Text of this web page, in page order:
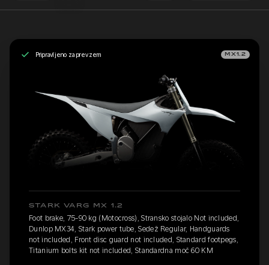
Pripravljeno za prevzem MX1.2
STARK VARG MX 1.2
Foot brake, 75-90 kg (Motocross), Stransko stojalo Not included,
Dunlop MX34, Stark power tube, Sedež Regular, Handguards
not included, Front disc guard not included, Standard footpegs,
Titanium bolts kit not included, Standardna moč 60 KM